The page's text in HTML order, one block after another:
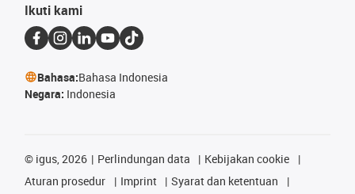
Ikuti kami
Bahasa:Bahasa Indonesia
Negara: Indonesia
© igus, 2026 Perlindungan data
Kebijakan cookie
Aturan prosedur
Imprint
Syarat dan ketentuan